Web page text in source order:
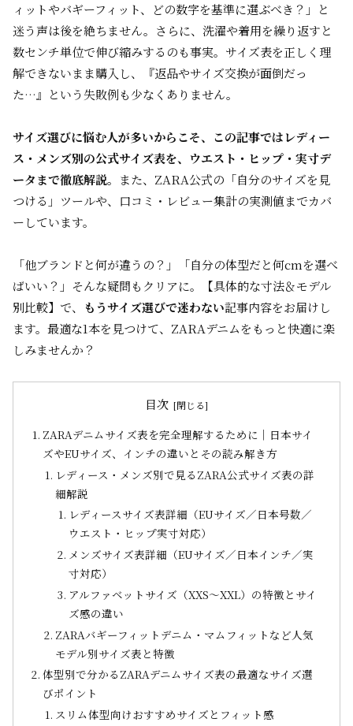
ィットやバギーフィット、どの数字を基準に選ぶべき？」と
迷う声は後を絶ちません。さらに、洗濯や着用を繰り返すと
数センチ単位で伸び縮みするのも事実。サイズ表を正しく理
解できないまま購入し、『返品やサイズ交換が面倒だっ
た…』という失敗例も少なくありません。
サイズ選びに悩む人が多いからこそ、この記事ではレディー
ス・メンズ別の公式サイズ表を、ウエスト・ヒップ・実寸デ
ータまで徹底解説。 また、ZARA公式の「自分のサイズを見
つける」ツールや、口コミ・レビュー集計の実測値までカバ
ーしています。
「他ブランドと何が違うの？」「自分の体型だと何cmを選べ
ばいい？」そんな疑問もクリアに。【具体的な寸法＆モデル
別比較】で、
もうサイズ選びで迷わない記事内容をお届けし
ます。最適な1本を見つけて、ZARAデニムをもっと快適に楽
しみませんか？
目次
ZARAデニムサイズ表を完全理解するために｜日本サイ
ズやEUサイズ、インチの違いとその読み解き方
レディース・メンズ別で見るZARA公式サイズ表の詳
細解説
レディースサイズ表詳細（EUサイズ／日本号数／
ウエスト・ヒップ実寸対応）
メンズサイズ表詳細（EUサイズ／日本インチ／実
寸対応）
アルファベットサイズ（XXS～XXL）の特徴とサイ
ズ感の違い
ZARAバギーフィットデニム・マムフィットなど人気
モデル別サイズ表と特徴
体型別で分かるZARAデニムサイズ表の最適なサイズ選
びポイント
スリム体型向けおすすめサイズとフィット感